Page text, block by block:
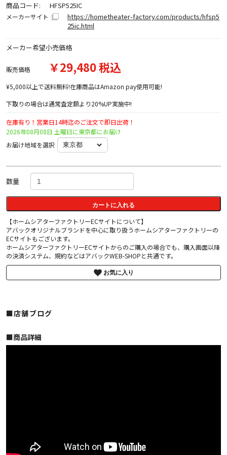
商品コード: HFSP525IC
メーカーサイト
https://hometheater-factory.com/products/hfsp5
25ic.html
メーカー希望小売価格
販売価格 ￥29,480 税込
¥5,000以上で送料無料!在庫商品はAmazon pay使用可能!
下取りの場合は通常査定額より20%UP実施中!
在庫有り！営業日14時迄のご注文で即日出荷！
2026年08月08日 土曜日に東京都にお届け
お届け地域を選択
数量
カートに入れる
【ホームシアターファクトリーECサイトについて】
アバックオリジナルブランドを中心に取り扱うホームシアターファクトリーの
ECサイトもございます。
ホームシアターファクトリーECサイトからのご購入の場合でも、購入画面以降
の決済システム、規約などはアバックWEB-SHOPと共通です。
お気に入り
■店舗ブログ
■︎商品詳細